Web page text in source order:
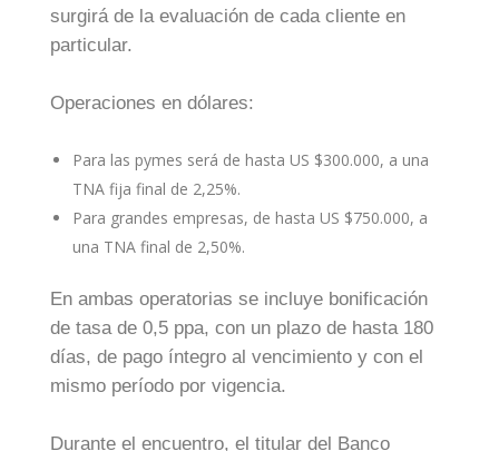
surgirá de la evaluación de cada cliente en
particular.
Operaciones en dólares:
Para las pymes será de hasta US $300.000, a una
TNA fija final de 2,25%.
Para grandes empresas, de hasta US $750.000, a
una TNA final de 2,50%.
En ambas operatorias se incluye bonificación
de tasa de 0,5 ppa, con un plazo de hasta 180
días, de pago íntegro al vencimiento y con el
mismo período por vigencia.
Durante el encuentro, el titular del Banco